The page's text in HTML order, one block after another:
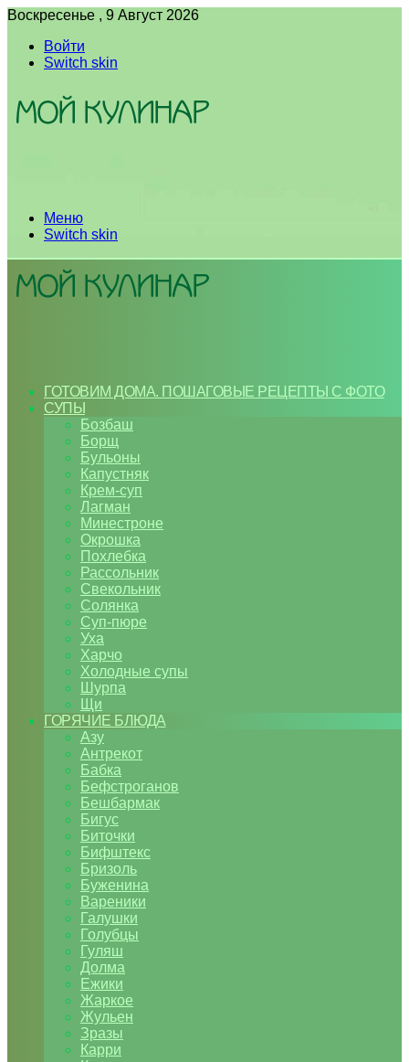
Воскресенье , 9 Август 2026
Войти
Switch skin
Меню
Switch skin
ГОТОВИМ ДОМА. ПОШАГОВЫЕ РЕЦЕПТЫ С ФОТО
СУПЫ
Бозбаш
Борщ
Бульоны
Капустняк
Крем-суп
Лагман
Минестроне
Окрошка
Похлебка
Рассольник
Свекольник
Солянка
Суп-пюре
Уха
Харчо
Холодные супы
Шурпа
Щи
ГОРЯЧИЕ БЛЮДА
Азу
Антрекот
Бабка
Бефстроганов
Бешбармак
Бигус
Биточки
Бифштекс
Бризоль
Буженина
Вареники
Галушки
Голубцы
Гуляш
Долма
Ежики
Жаркое
Жульен
Зразы
Карри